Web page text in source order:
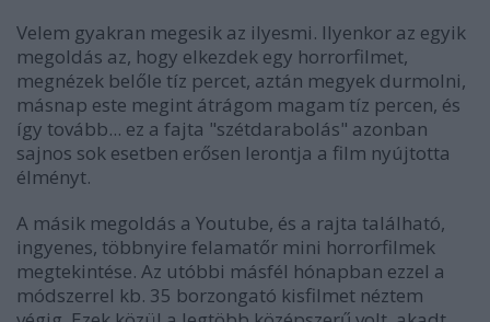
Velem gyakran megesik az ilyesmi. Ilyenkor az egyik
megoldás az, hogy elkezdek egy horrorfilmet,
megnézek belőle tíz percet, aztán megyek durmolni,
másnap este megint átrágom magam tíz percen, és
így tovább... ez a fajta "szétdarabolás" azonban
sajnos sok esetben erősen lerontja a film nyújtotta
élményt.
A másik megoldás a Youtube, és a rajta található,
ingyenes, többnyire felamatőr mini horrorfilmek
megtekintése. Az utóbbi másfél hónapban ezzel a
módszerrel kb. 35 borzongató kisfilmet néztem